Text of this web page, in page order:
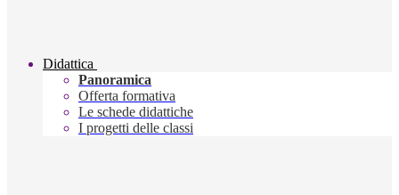
Didattica
Panoramica
Offerta formativa
Le schede didattiche
I progetti delle classi